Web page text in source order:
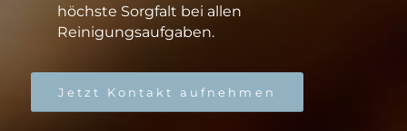
höchste Sorgfalt bei allen
Reinigungsaufgaben.
Jetzt Kontakt aufnehmen